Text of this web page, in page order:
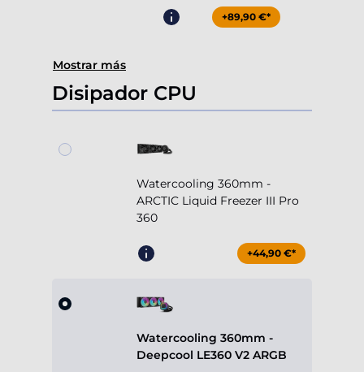
+89,90 €*
Mostrar más
Disipador CPU
Watercooling 360mm -
ARCTIC Liquid Freezer III Pro
360
+44,90 €*
Watercooling 360mm -
Deepcool LE360 V2 ARGB